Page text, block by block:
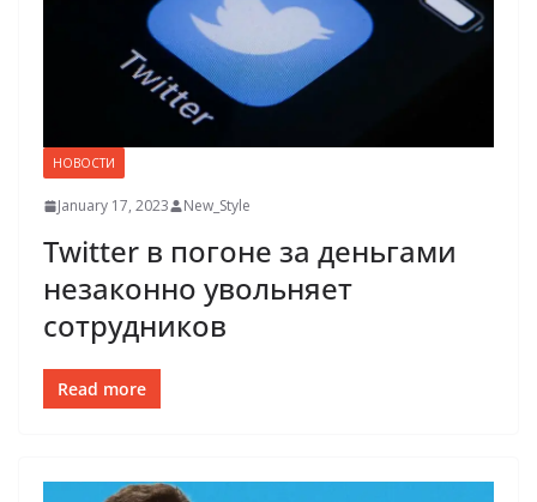
НОВОСТИ
January 17, 2023 New_Style
Twitter в погоне за деньгами
незаконно увольняет
сотрудников
Read more